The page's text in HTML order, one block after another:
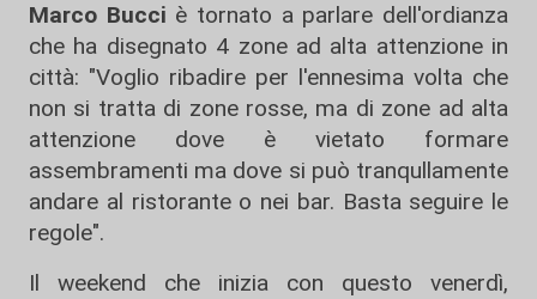
Marco Bucci è tornato a parlare dell'ordianza
che ha disegnato 4 zone ad alta attenzione in
città: "Voglio ribadire per l'ennesima volta che
non si tratta di zone rosse, ma di zone ad alta
attenzione dove è vietato formare
assembramenti ma dove si può tranqullamente
andare al ristorante o nei bar. Basta seguire le
regole".
Il weekend che inizia con questo venerdì,